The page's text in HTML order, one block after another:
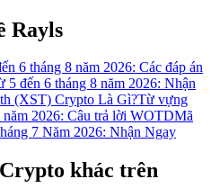
Rayls
6 tháng 8 năm 2026: Các đáp án
đến 6 tháng 8 năm 2026: Nhận
(XST) Crypto Là Gì?Từ vựng
2026: Câu trả lời WOTDMã
7 Năm 2026: Nhận Ngay
khác trên